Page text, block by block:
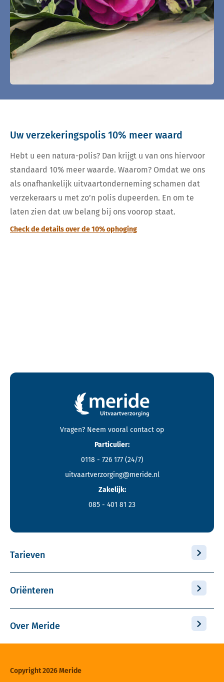
Uw verzekeringspolis 10% meer waard
Hebt u een natura-polis? Dan krijgt u van ons hiervoor
standaard 10% meer waarde. Waarom? Omdat we ons
als onafhankelijk uitvaartonderneming schamen dat
verzekeraars u met zo’n polis dupeerden. En om te
laten zien dat uw belang bij ons voorop staat.
Check de details over de 10% ophoging
Contactgegevens en footer menu van Meride
Vragen? Neem vooral contact op
Particulier:
0118 - 726 177 (24/7)
uitvaartverzorging@meride.nl
Zakelijk:
085 - 401 81 23
Tarieven
Oriënteren
Over Meride
Copyright 2026 Meride